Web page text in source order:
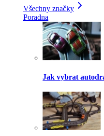
Všechny značky
Poradna
Jak vybrat